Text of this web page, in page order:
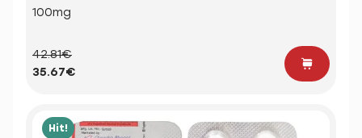
100mg
42.81€
35.67€
Hit!